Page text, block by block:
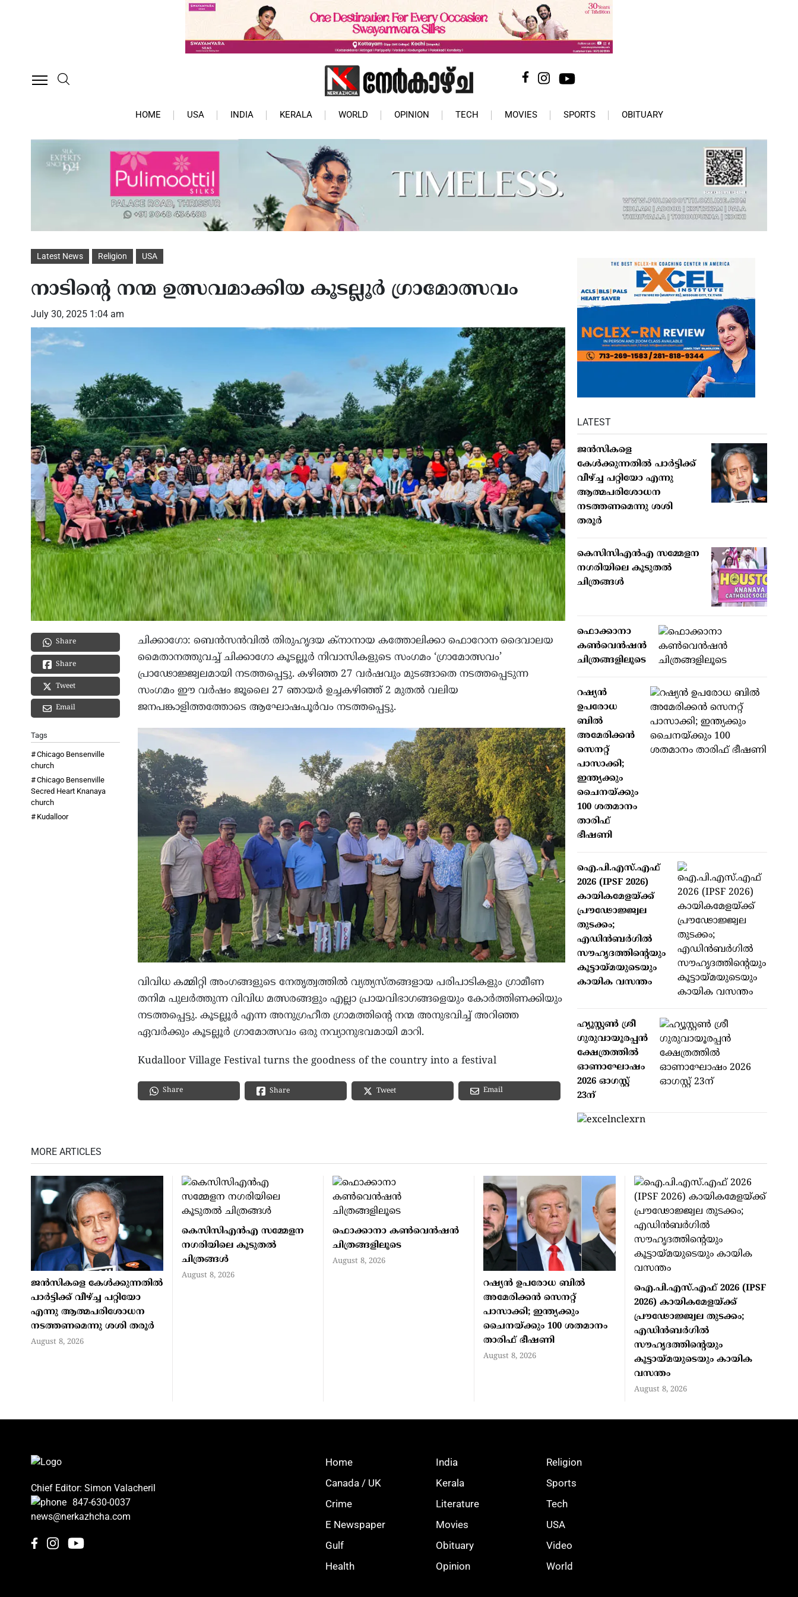
HOME USA INDIA KERALA WORLD OPINION TECH MOVIES SPORTS OBITUARY
Latest News Religion USA
നാടിന്റെ നന്മ ഉത്സവമാക്കിയ കൂടല്ലൂർ ഗ്രാമോത്സവം
July 30, 2025 1:04 am
Share
Share
Tweet
Email
Tags
Chicago Bensenville
church
Chicago Bensenville
Secred Heart Knanaya
church
Kudalloor
ചിക്കാഗോ: ബെൻസൻവിൽ തിരുഹൃദയ ക്നാനായ കത്തോലിക്കാ ഫൊറോന ദൈവാലയ
മൈതാനത്തുവച്ച് ചിക്കാഗോ കൂടല്ലൂർ നിവാസികളുടെ സംഗമം ‘ഗ്രാമോത്സവം’
പ്രാഢോജ്ജ്വലമായി നടത്തപ്പെട്ടു. കഴിഞ്ഞ 27 വർഷവും മുടങ്ങാതെ നടത്തപ്പെടുന്ന
സംഗമം ഈ വർഷം ജൂലൈ 27 ഞായർ ഉച്ചകഴിഞ്ഞ് 2 മുതൽ വലിയ
ജനപങ്കാളിത്തത്തോടെ ആഘോഷപൂർവം നടത്തപ്പെട്ടു.
വിവിധ കമ്മിറ്റി അംഗങ്ങളുടെ നേതൃത്വത്തിൽ വ്യത്യസ്തങ്ങളായ പരിപാടികളും ഗ്രാമീണ
തനിമ പുലർത്തുന്ന വിവിധ മത്സരങ്ങളും എല്ലാ പ്രായവിഭാഗങ്ങളെയും കോർത്തിണക്കിയും
നടത്തപ്പെട്ടു. കൂടല്ലൂർ എന്ന അനുഗ്രഹീത ഗ്രാമത്തിന്റെ നന്മ അനുഭവിച്ച് അറിഞ്ഞ
ഏവർക്കും കൂടല്ലൂർ ഗ്രാമോത്സവം ഒരു നവ്യാനുഭവമായി മാറി.
Kudalloor Village Festival turns the goodness of the country into a festival
Share Share Tweet Email
LATEST
ജന്‍സികളെ
കേള്‍ക്കുന്നതില്‍ പാര്‍ട്ടിക്ക്
വീഴ്ച്ച പറ്റിയോ എന്നു
ആത്മപരിശോധന
നടത്തണമെന്നു ശശി
തരൂര്‍
കെസിസിഎന്‍എ സമ്മേളന
നഗരിയിലെ കൂടുതല്‍
ചിത്രങ്ങള്‍
ഫൊക്കാനാ
കണ്‍വെന്‍ഷന്‍
ചിത്രങ്ങളിലൂടെ
റഷ്യന്‍
ഉപരോധ
ബില്‍
അമേരിക്കന്‍
സെനറ്റ്
പാസാക്കി;
ഇന്ത്യക്കും
ചൈനയ്ക്കും
100 ശതമാനം
താരിഫ്
ഭീഷണി
ഐ.പി.എസ്.എഫ്
2026 (IPSF 2026)
കായികമേളയ്ക്ക്
പ്രൗഢോജ്ജ്വല
തുടക്കം;
എഡിന്‍ബര്‍ഗില്‍
സൗഹൃദത്തിന്റെയും
കൂട്ടായ്മയുടെയും
കായിക വസന്തം
ഹ്യൂസ്റ്റണ്‍ ശ്രീ
ഗുരുവായൂരപ്പന്‍
ക്ഷേത്രത്തില്‍
ഓണാഘോഷം
2026 ഓഗസ്റ്റ്
23ന്
MORE ARTICLES
ജന്‍സികളെ കേള്‍ക്കുന്നതില്‍
പാര്‍ട്ടിക്ക് വീഴ്ച്ച പറ്റിയോ
എന്നു ആത്മപരിശോധന
നടത്തണമെന്നു ശശി തരൂര്‍
August 8, 2026
കെസിസിഎന്‍എ സമ്മേളന
നഗരിയിലെ കൂടുതല്‍
ചിത്രങ്ങള്‍
August 8, 2026
ഫൊക്കാനാ കണ്‍വെന്‍ഷന്‍
ചിത്രങ്ങളിലൂടെ
August 8, 2026
റഷ്യന്‍ ഉപരോധ ബില്‍
അമേരിക്കന്‍ സെനറ്റ്
പാസാക്കി; ഇന്ത്യക്കും
ചൈനയ്ക്കും 100 ശതമാനം
താരിഫ് ഭീഷണി
August 8, 2026
ഐ.പി.എസ്.എഫ് 2026 (IPSF
2026) കായികമേളയ്ക്ക്
പ്രൗഢോജ്ജ്വല തുടക്കം;
എഡിന്‍ബര്‍ഗില്‍
സൗഹൃദത്തിന്റെയും
കൂട്ടായ്മയുടെയും കായിക
വസന്തം
August 8, 2026
Chief Editor: Simon Valacheril
847-630-0037
news@nerkazhcha.com
Home
Canada / UK
Crime
E Newspaper
Gulf
Health
India
Kerala
Literature
Movies
Obituary
Opinion
Religion
Sports
Tech
USA
Video
World